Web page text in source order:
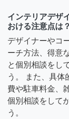
インテリアデザ
おける注意点は？
デザイナーやコ
ーチ方法、得意
と個別相談をし
う。 また、具体
費や駐車料金、
個別相談をして
う。